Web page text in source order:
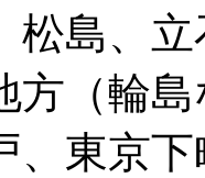
松島、
方（輪
、東京